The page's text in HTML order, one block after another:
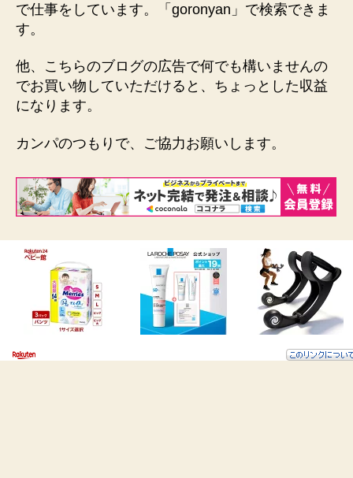
で仕事をしています。「goronyan」で検索できま
す。
他、こちらのブログの広告で何でも構いませんの
でお買い物していただけると、ちょっとした収益
になります。
カンパのつもりで、ご協力お願いします。